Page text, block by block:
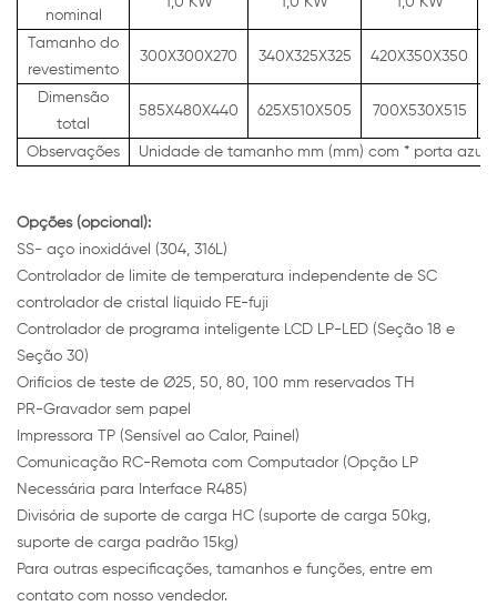
nominal
Tamanho do
revestimento
300X300X270 340X325X325 420X350X350
Dimensão
total
585X480X440 625X510X505 700X530X515
Observações Unidade de tamanho mm (mm) com * porta azul
Opções (opcional):
SS- aço inoxidável (304, 316L)
Controlador de limite de temperatura independente de SC
controlador de cristal líquido FE-fuji
Controlador de programa inteligente LCD LP-LED (Seção 18 e
Seção 30)
Orifícios de teste de Ø25, 50, 80, 100 mm reservados TH
PR-Gravador sem papel
Impressora TP (Sensível ao Calor, Painel)
Comunicação RC-Remota com Computador (Opção LP
Necessária para Interface R485)
Divisória de suporte de carga HC (suporte de carga 50kg,
suporte de carga padrão 15kg)
Para outras especificações, tamanhos e funções, entre em
contato com nosso vendedor.